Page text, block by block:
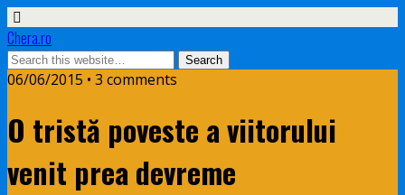
Chera.ro
06/06/2015 • 3 comments
O tristă poveste a viitorului
venit prea devreme